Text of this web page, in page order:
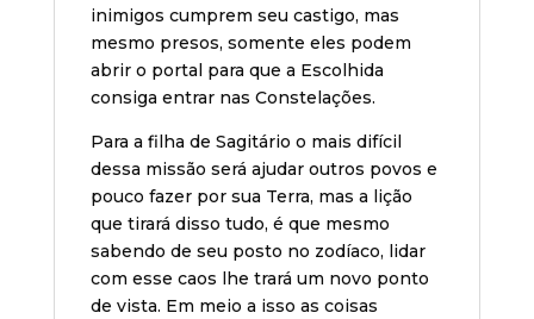
inimigos cumprem seu castigo, mas
mesmo presos, somente eles podem
abrir o portal para que a Escolhida
consiga entrar nas Constelações.
Para a filha de Sagitário o mais difícil
dessa missão será ajudar outros povos e
pouco fazer por sua Terra, mas a lição
que tirará disso tudo, é que mesmo
sabendo de seu posto no zodíaco, lidar
com esse caos lhe trará um novo ponto
de vista. Em meio a isso as coisas